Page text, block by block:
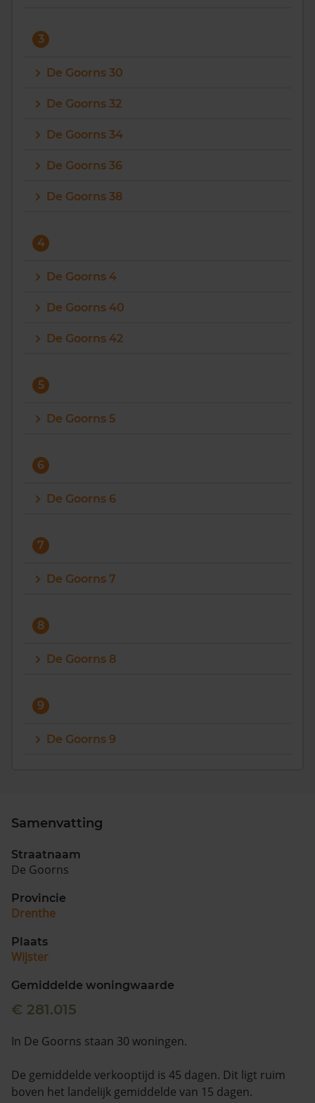
3
De Goorns 30
De Goorns 32
De Goorns 34
De Goorns 36
De Goorns 38
4
De Goorns 4
De Goorns 40
De Goorns 42
5
De Goorns 5
6
De Goorns 6
7
De Goorns 7
8
De Goorns 8
9
De Goorns 9
Samenvatting
Straatnaam
De Goorns
Provincie
Drenthe
Plaats
Wijster
Gemiddelde woningwaarde
€ 281.015
In De Goorns staan 30 woningen.
De gemiddelde verkooptijd is 45 dagen. Dit ligt ruim
boven het landelijk gemiddelde van 15 dagen.